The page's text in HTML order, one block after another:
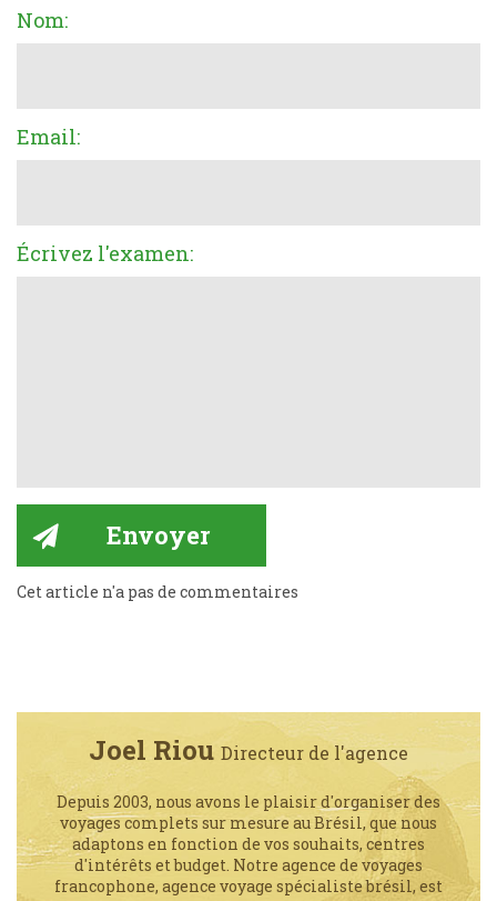
Nom:
Email:
Écrivez l'examen:
Cet article n'a pas de commentaires
Joel Riou Directeur de l'agence
Depuis 2003, nous avons le plaisir d'organiser des
voyages complets sur mesure au Brésil, que nous
adaptons en fonction de vos souhaits, centres
d'intérêts et budget. Notre agence de voyages
francophone, agence voyage spécialiste brésil, est